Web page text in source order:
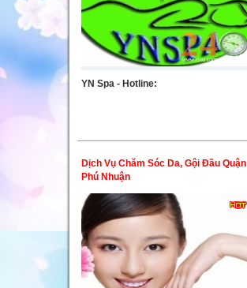
YN Spa - Hotline:
Dịch Vụ Chăm Sóc Da, Gội Đầu Quận
Phú Nhuận